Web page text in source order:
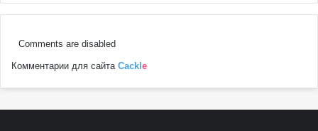
Comments are disabled
Комментарии для сайта Cackl e